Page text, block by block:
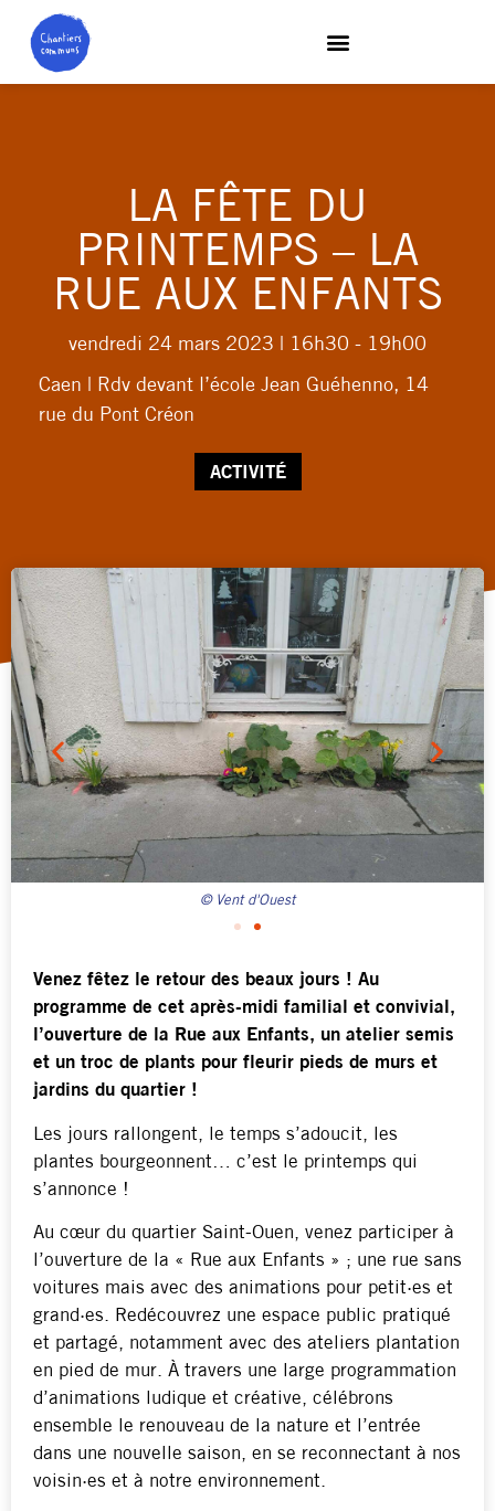
LA FÊTE DU
PRINTEMPS – LA
RUE AUX ENFANTS
vendredi 24 mars 2023 | 16h30 - 19h00
Caen | Rdv devant l’école Jean Guéhenno, 14
rue du Pont Créon
ACTIVITÉ
© Vent d'Ouest
Venez fêtez le retour des beaux jours ! Au
programme de cet après-midi familial et convivial,
l’ouverture de la Rue aux Enfants, un atelier semis
et un troc de plants pour fleurir pieds de murs et
jardins du quartier !
Les jours rallongent, le temps s’adoucit, les
plantes bourgeonnent… c’est le printemps qui
s’annonce !
Au cœur du quartier Saint-Ouen, venez participer à
l’ouverture de la « Rue aux Enfants » ; une rue sans
voitures mais avec des animations pour petit·es et
grand·es. Redécouvrez une espace public pratiqué
et partagé, notamment avec des ateliers plantation
en pied de mur. À travers une large programmation
d’animations ludique et créative, célébrons
ensemble le renouveau de la nature et l’entrée
dans une nouvelle saison, en se reconnectant à nos
voisin·es et à notre environnement.